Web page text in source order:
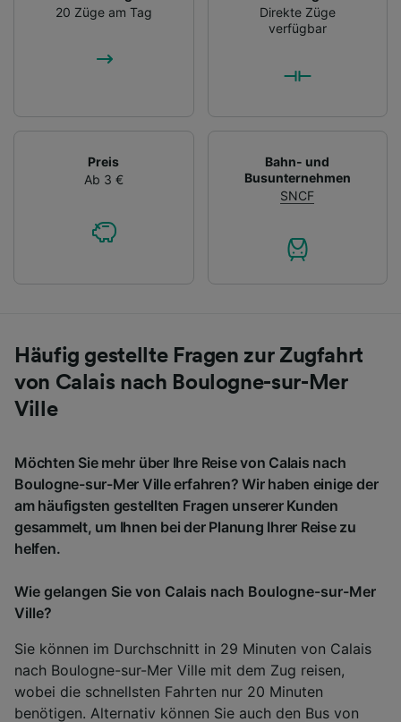
20 Züge am Tag
Direkte Züge
verfügbar
Preis
Ab 3 €
Bahn- und
Busunternehmen
SNCF
Häufig gestellte Fragen zur Zugfahrt
von Calais nach Boulogne-sur-Mer
Ville
Möchten Sie mehr über Ihre Reise von Calais nach
Boulogne-sur-Mer Ville erfahren? Wir haben einige der
am häufigsten gestellten Fragen unserer Kunden
gesammelt, um Ihnen bei der Planung Ihrer Reise zu
helfen.
Wie gelangen Sie von Calais nach Boulogne-sur-Mer
Ville?
Sie können im Durchschnitt in 29 Minuten von Calais
nach Boulogne-sur-Mer Ville mit dem Zug reisen,
wobei die schnellsten Fahrten nur 20 Minuten
benötigen. Alternativ können Sie auch den Bus von